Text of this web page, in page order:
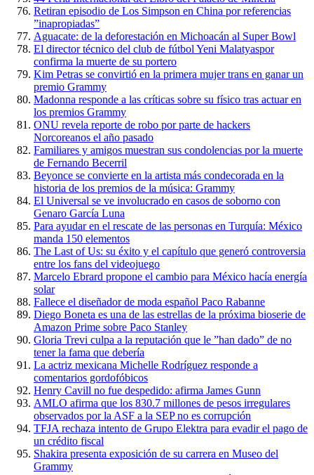
Retiran episodio de Los Simpson en China por referencias
”inapropiadas”
Aguacate: de la deforestación en Michoacán al Super Bowl
El director técnico del club de fútbol Yeni Malatyaspor
confirma la muerte de su portero
Kim Petras se convirtió en la primera mujer trans en ganar un
premio Grammy
Madonna responde a las críticas sobre su físico tras actuar en
los premios Grammy
ONU revela reporte de robo por parte de hackers
Norcoreanos el año pasado
Familiares y amigos muestran sus condolencias por la muerte
de Fernando Becerril
Beyonce se convierte en la artista más condecorada en la
historia de los premios de la música: Grammy
El Universal se ve involucrado en casos de soborno con
Genaro García Luna
Para ayudar en el rescate de las personas en Turquía: México
manda 150 elementos
The Last of Us: su éxito y el capítulo que generó controversia
entre los fans del videojuego
Marcelo Ebrard propone el cambio para México hacía energía
solar
Fallece el diseñador de moda español Paco Rabanne
Diego Boneta es una de las estrellas de la próxima bioserie de
Amazon Prime sobre Paco Stanley
Gloria Trevi culpa a la reputación que le ”han dado” de no
tener la fama que debería
La actriz mexicana Michelle Rodríguez responde a
comentarios gordofóbicos
Henry Cavill no fue despedido: afirma James Gunn
AMLO afirma que los 830.7 millones de pesos irregulares
observados por la ASF a la SEP no es corrupción
TFJA rechaza intento de Grupo Elektra para evadir el pago de
un crédito fiscal
Shakira presenta exposición de su carrera en Museo del
Grammy